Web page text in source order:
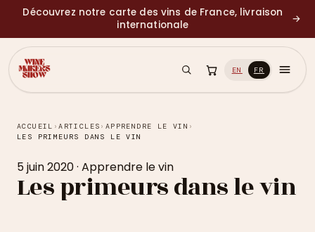
Découvrez notre carte des vins de France, livraison
internationale
→
EN FR
ACCUEIL ›ARTICLES › APPRENDRE LE VIN ›
LES PRIMEURS DANS LE VIN
5 juin 2020· Apprendre le vin
Les primeurs dans le vin